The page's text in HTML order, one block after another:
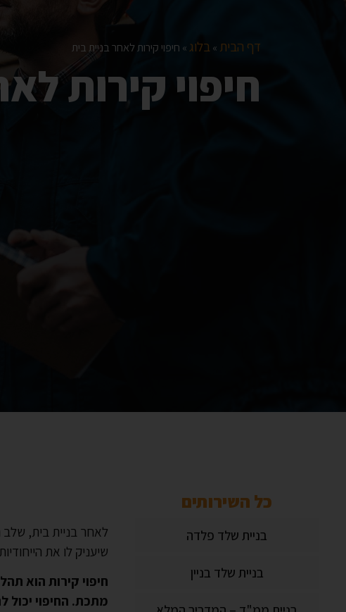
דף הבית » בלוג» חיפוי קירות לאחר בניית בית
חיפוי קירות
כל השירותים
בניית שלד פלדה
בניית שלד בניין
לאחר בניית בית, שלב
שיעניק לו את
חיפוי קירות הוא
מתכת. החיפוי יכול